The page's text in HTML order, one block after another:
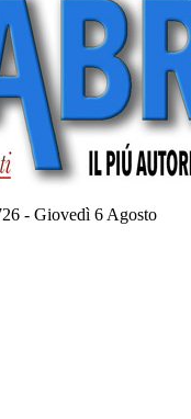
- Giovedì 6 Agosto